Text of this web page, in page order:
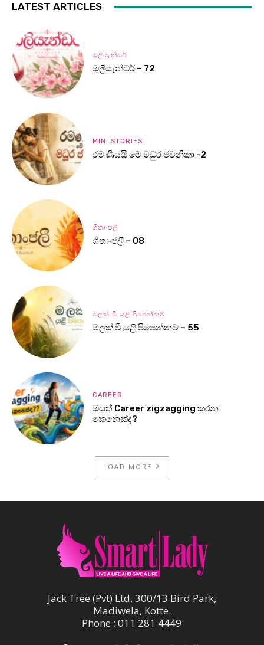
LATEST ARTICLES
ඔලියැන්ඩර්
ඔලියැන්ඩර් – 72
MINI STORIES
රමණීයයි මේ මධුර ජවනිකා -2
ගීතාංජලී
ගීතාංජලී – 08
මලක් වී යළි පිපෙන්නම්
මලක් වී යළි පිපෙන්නම් – 55
CAREER
ඔයත් Career zigzagging කරන
කෙනෙක්ද?
LOAD MORE
Jack Tree (Pvt) Ltd, 300/13 Bird Park,
Madiwela, Kotte.
Phone : 011 281 4449